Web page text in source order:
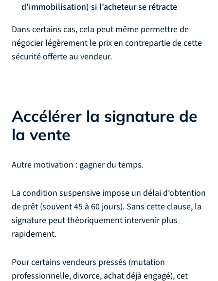
d’immobilisation) si l’acheteur se rétracte
Dans certains cas, cela peut même permettre de
négocier légèrement le prix en contrepartie de cette
sécurité offerte au vendeur.
Accélérer la signature de
la vente
Autre motivation : gagner du temps.
La condition suspensive impose un délai d’obtention
de prêt (souvent 45 à 60 jours). Sans cette clause, la
signature peut théoriquement intervenir plus
rapidement.
Pour certains vendeurs pressés (mutation
professionnelle, divorce, achat déjà engagé), cet